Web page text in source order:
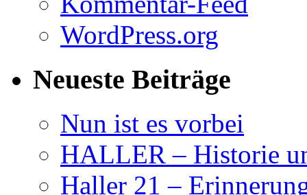
WordPress.org
Neueste Beiträge
Nun ist es vorbei
HALLER – Historie
Haller 21 –